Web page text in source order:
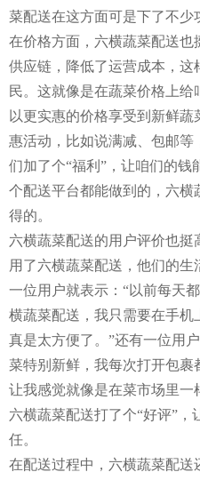
菜配送在这方面可是下了不少
在价格方面，六横蔬菜配送
供应链，降低了运营成本，
民。这就像是在蔬菜价格上给
以更实惠的价格享受到新鲜
惠活动，比如说满减、包邮
们加了个“福利”，让咱们的
个配送平台都能做到的，六
得的。
六横蔬菜配送的用户评价也
用了六横蔬菜配送，他们的生
一位用户就表示：“以前每天
横蔬菜配送，我只需要在手机
真是太方便了。”还有一位用
菜特别新鲜，我每次打开包
让我感觉就像是在菜市场里一
六横蔬菜配送打了个“好评”
任。
在配送过程中，六横蔬菜配